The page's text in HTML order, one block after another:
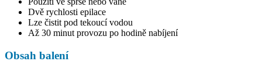
Dvě rychlosti epilace
Lze čistit pod tekoucí vodou
Až 30 minut provozu po hodině nabíjení
Obsah balení